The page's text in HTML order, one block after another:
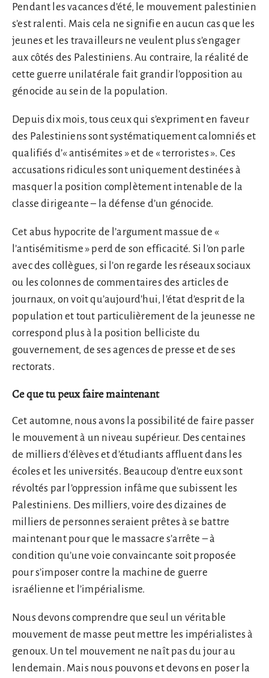
Pendant les vacances d’été, le mouvement palestinien
s’est ralenti. Mais cela ne signifie en aucun cas que les
jeunes et les travailleurs ne veulent plus s’engager
aux côtés des Palestiniens. Au contraire, la réalité de
cette guerre unilatérale fait grandir l’opposition au
génocide au sein de la population.
Depuis dix mois, tous ceux qui s’expriment en faveur
des Palestiniens sont systématiquement calomniés et
qualifiés d’« antisémites » et de « terroristes ». Ces
accusations ridicules sont uniquement destinées à
masquer la position complètement intenable de la
classe dirigeante – la défense d’un génocide.
Cet abus hypocrite de l’argument massue de «
l’antisémitisme » perd de son efficacité. Si l’on parle
avec des collègues, si l’on regarde les réseaux sociaux
ou les colonnes de commentaires des articles de
journaux, on voit qu’aujourd’hui, l’état d’esprit de la
population et tout particulièrement de la jeunesse ne
correspond plus à la position belliciste du
gouvernement, de ses agences de presse et de ses
rectorats.
Ce que tu peux faire maintenant
Cet automne, nous avons la possibilité de faire passer
le mouvement à un niveau supérieur. Des centaines
de milliers d’élèves et d’étudiants affluent dans les
écoles et les universités. Beaucoup d’entre eux sont
révoltés par l’oppression infâme que subissent les
Palestiniens. Des milliers, voire des dizaines de
milliers de personnes seraient prêtes à se battre
maintenant pour que le massacre s’arrête – à
condition qu’une voie convaincante soit proposée
pour s’imposer contre la machine de guerre
israélienne et l’impérialisme.
Nous devons comprendre que seul un véritable
mouvement de masse peut mettre les impérialistes à
genoux. Un tel mouvement ne naît pas du jour au
lendemain. Mais nous pouvons et devons en poser la